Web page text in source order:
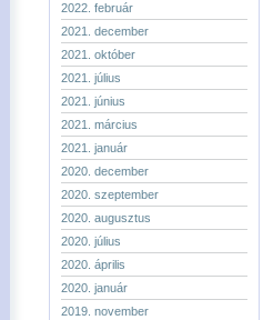
2022. február
2021. december
2021. október
2021. július
2021. június
2021. március
2021. január
2020. december
2020. szeptember
2020. augusztus
2020. július
2020. április
2020. január
2019. november